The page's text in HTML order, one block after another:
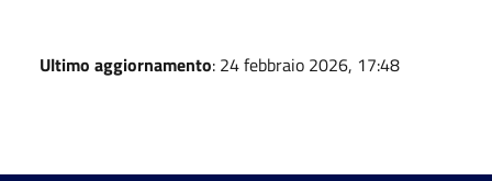
Ultimo aggiornamento: 24 febbraio 2026, 17:48